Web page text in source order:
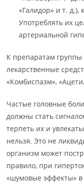
«Галидор» и т.
Употреблять их
артериальной
К препаратам группы
лекарственные
«Комбиспазм»,
Частые головные
должны стать
терпеть их и
нельзя. Это не
организм может
правило, при
«шумовые эффекты» в